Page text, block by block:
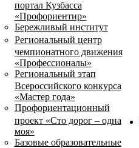
портал Кузбасса
«Профориентир»
Бережливый институт
Региональный центр
чемпионатного движения
«Профессионалы»
Региональный этап
Всероссийского конкурса
«Мастер года»
Профориентационный
проект «Сто дорог – одна
моя»
Базовые образовательные